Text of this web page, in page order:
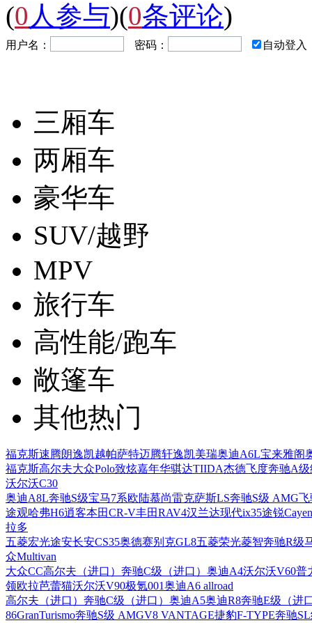
(0 人参与)(0条评论)
用户名： 密码： 自动登入
三厢车
两厢车
豪华车
SUV/越野
MPV
旅行车
高性能/跑车
敞篷车
其他热门
福克斯速腾朗逸凯越帕萨特迈腾轩逸凯美瑞奥迪A6L宝来雅阁
福克斯高尔夫大众Polo致炫嘉年华骐达TIIDA杰德飞度奔驰A级
沃尔沃C30
奥迪A8L奔驰S级宝马7系欧陆慕尚雷克萨斯LS奔驰S级 AMG飞
途观哈弗H6逍客本田CR-V丰田RAV4汉兰达现代ix35途锐
拉多
五菱宏光途安长安CS35奥德赛别克GL8五菱荣光菱智奔驰R级
众Multivan
大众CC高尔夫（进口） 奔驰C级（进口） 奥迪A4沃尔沃V60普
领欧拉芭蕾猫沃尔沃V90极氪001奥迪A6 allroad
高尔夫（进口） 奔驰C级（进口） 奥迪A5奥迪R8奔驰E级（进
86GranTurismo奔驰S级 AMGV8 VANTAGE捷豹F-TYPE奔驰